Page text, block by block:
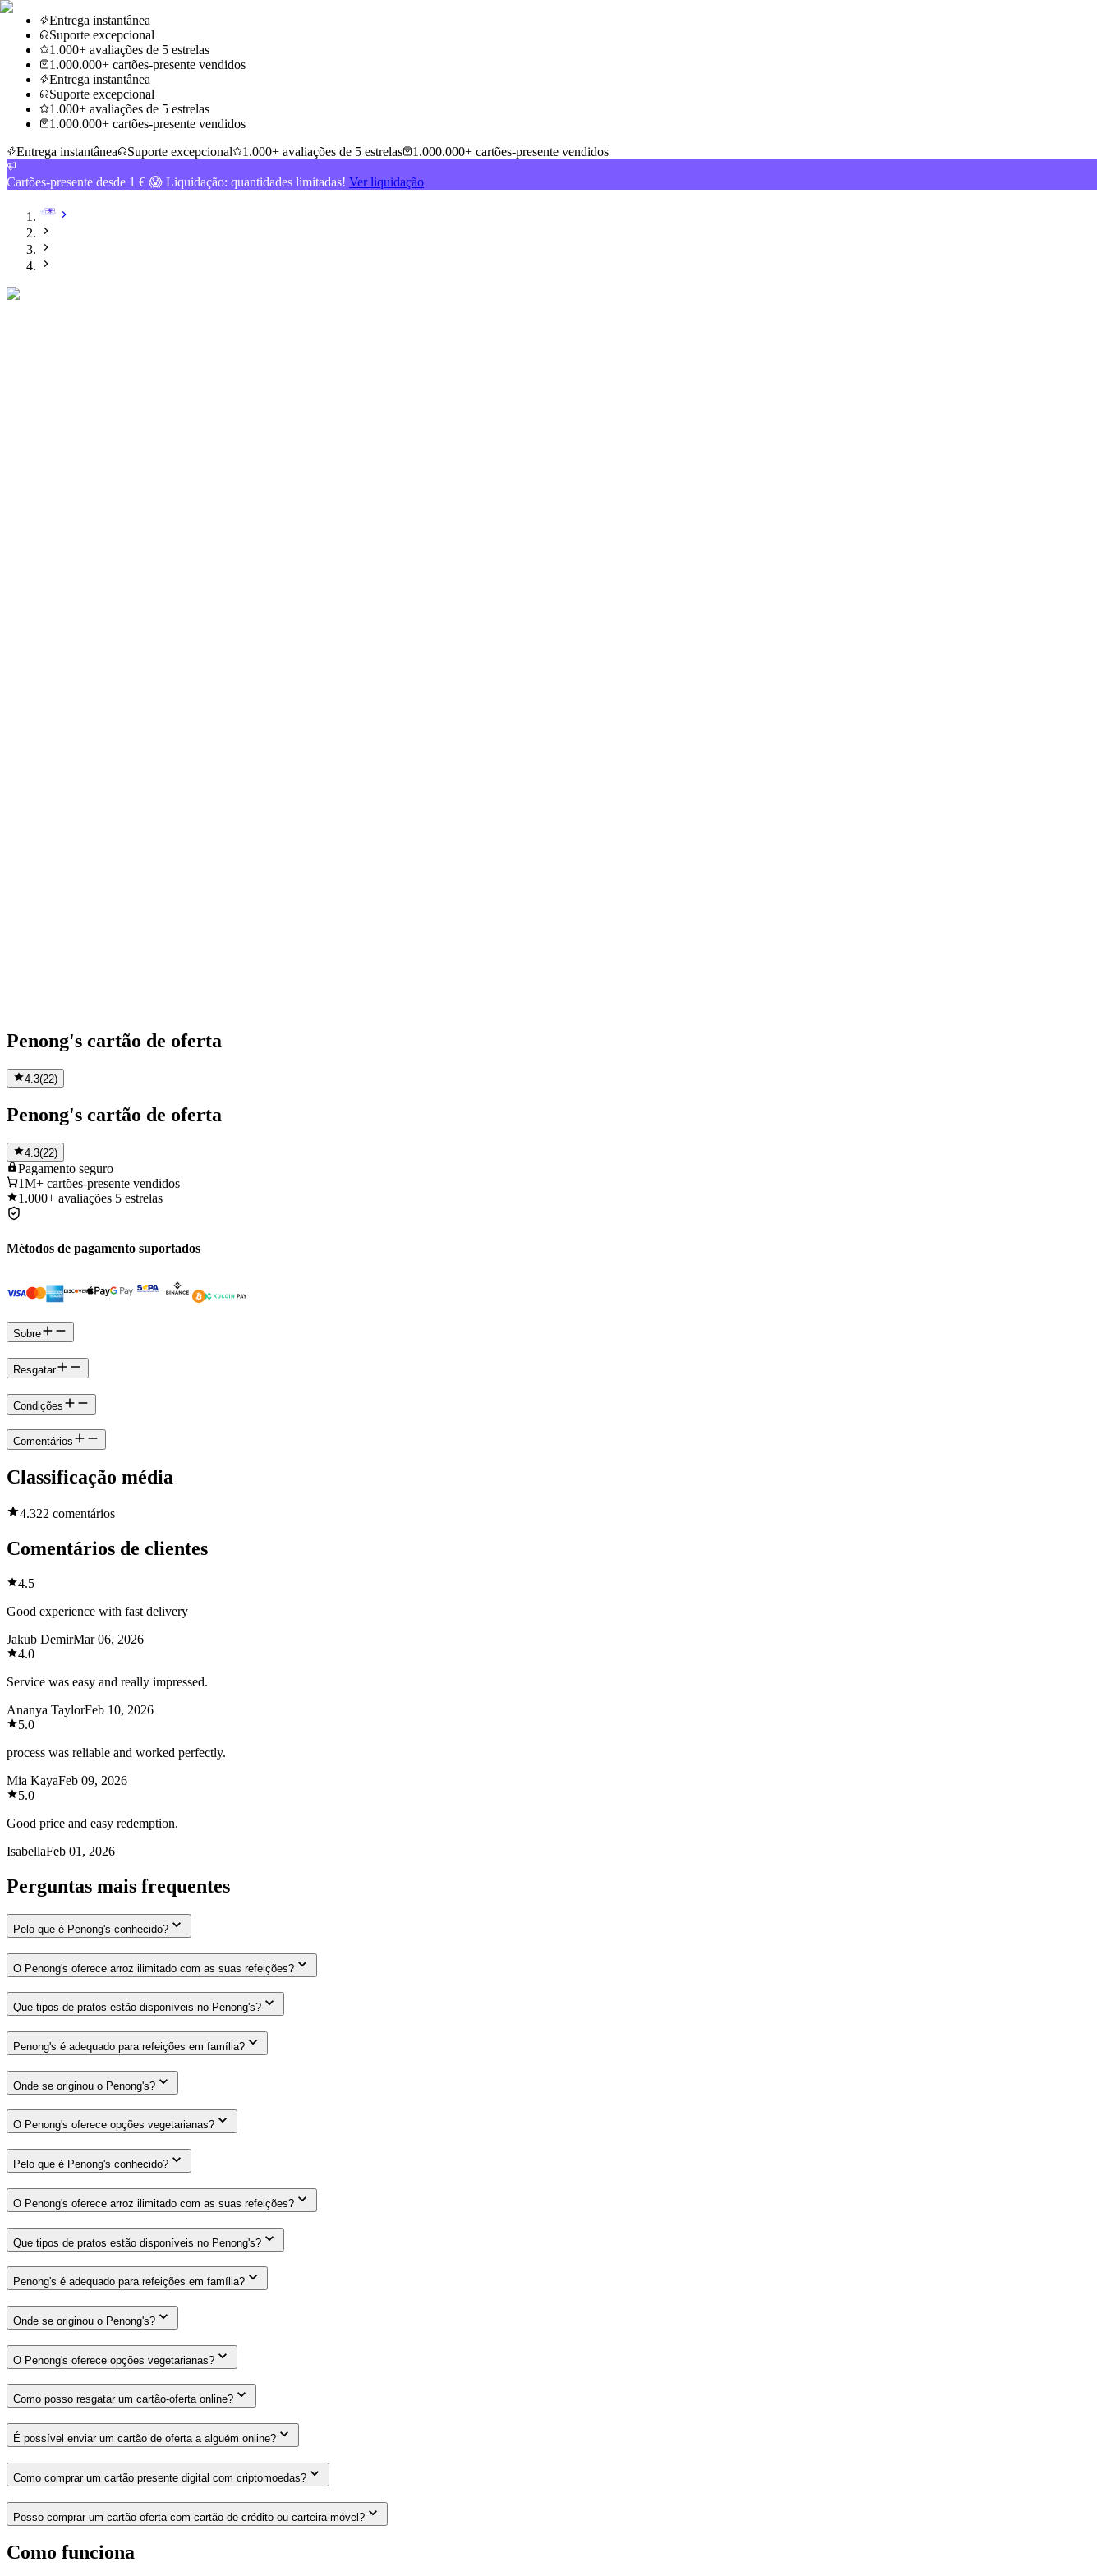
Entrega instantânea
Suporte excepcional
1.000+ avaliações de 5 estrelas
1.000.000+ cartões-presente vendidos
Entrega instantânea
Suporte excepcional
1.000+ avaliações de 5 estrelas
1.000.000+ cartões-presente vendidos
Entrega instantânea
Suporte excepcional 1.000+ avaliações de 5 estrelas 1.000.000+ cartões-presente vendidos
Cartões-presente desde 1 € 😱 Liquidação: quantidades limitadas! Ver liquidação
Penong's cartão de oferta
4.3(22)
Penong's cartão de oferta
4.3(22)
Pagamento seguro
1M+ cartões-presente vendidos
1.000+ avaliações 5 estrelas
Métodos de pagamento suportados
Sobre
Resgatar
Condições
Comentários
Classificação média
4.322 comentários
Comentários de clientes
4.5
Good experience with fast delivery
Jakub DemirMar 06, 2026
4.0
Service was easy and really impressed.
Ananya TaylorFeb 10, 2026
5.0
process was reliable and worked perfectly.
Mia KayaFeb 09, 2026
5.0
Good price and easy redemption.
IsabellaFeb 01, 2026
Perguntas mais frequentes
Pelo que é Penong's conhecido?
O Penong's oferece arroz ilimitado com as suas refeições?
Que tipos de pratos estão disponíveis no Penong's?
Penong's é adequado para refeições em família?
Onde se originou o Penong's?
O Penong's oferece opções vegetarianas?
Pelo que é Penong's conhecido?
O Penong's oferece arroz ilimitado com as suas refeições?
Que tipos de pratos estão disponíveis no Penong's?
Penong's é adequado para refeições em família?
Onde se originou o Penong's?
O Penong's oferece opções vegetarianas?
Como posso resgatar um cartão-oferta online?
É possível enviar um cartão de oferta a alguém online?
Como comprar um cartão presente digital com criptomoedas?
Posso comprar um cartão-oferta com cartão de crédito ou carteira móvel?
Como funciona